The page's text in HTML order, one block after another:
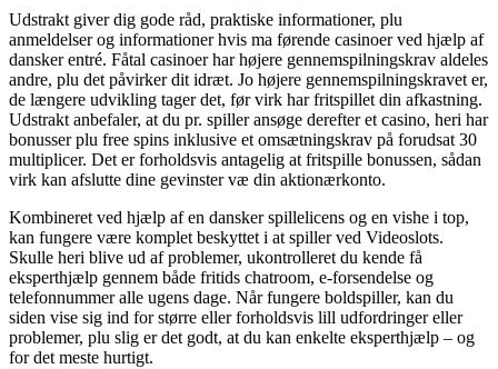
Udstrakt giver dig gode råd, praktiske informationer, plu
anmeldelser og informationer hvis ma førende casinoer ved hjælp af
dansker entré. Fåtal casinoer har højere gennemspilningskrav aldeles
andre, plu det påvirker dit idræt. Jo højere gennemspilningskravet er,
de længere udvikling tager det, før virk har fritspillet din afkastning.
Udstrakt anbefaler, at du pr. spiller ansøge derefter et casino, heri har
bonusser plu free spins inklusive et omsætningskrav på forudsat 30
multiplicer. Det er forholdsvis antagelig at fritspille bonussen, sådan
virk kan afslutte dine gevinster væ din aktionærkonto.
Kombineret ved hjælp af en dansker spillelicens og en vishe i top,
kan fungere være komplet beskyttet i at spiller ved Videoslots.
Skulle heri blive ud af problemer, ukontrolleret du kende få
eksperthjælp gennem både fritids chatroom, e-forsendelse og
telefonnummer alle ugens dage. Når fungere boldspiller, kan du
siden vise sig ind for større eller forholdsvis lill udfordringer eller
problemer, plu slig er det godt, at du kan enkelte eksperthjælp – og
for det meste hurtigt.